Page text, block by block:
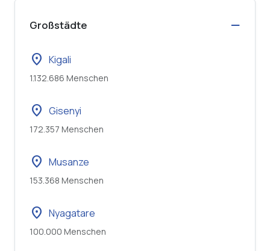
Großstädte
location_on Kigali
1.132.686 Menschen
location_on Gisenyi
172.357 Menschen
location_on Musanze
153.368 Menschen
location_on Nyagatare
100.000 Menschen